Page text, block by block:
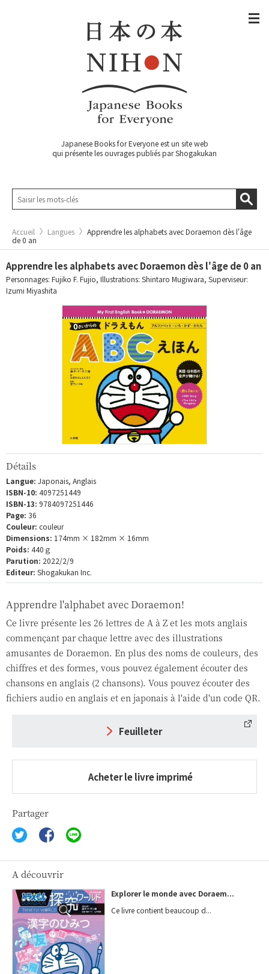
Japanese Books for Everyone est un site web
qui présente les ouvrages publiés par Shogakukan
Accueil Langues
Apprendre les alphabets avec Doraemon dès l'âge
de 0 an
Apprendre les alphabets avec Doraemon dès l'âge de 0 an
Personnages: Fujiko F. Fujio, Illustrations: Shintaro Mugiwara, Superviseur:
Izumi Miyashita
Détails
Langue: Japonais, Anglais
ISBN-10: 4097251449
ISBN-13: 9784097251446
Page: 36
Couleur: couleur
Dimensions: 174mm × 182mm × 16mm
Poids: 440ｇ
Parution: 2022/2/9
Editeur: Shogakukan Inc.
Apprendre l'alphabet avec Doraemon!
Ce livre présente les 26 lettres de A à Z et les mots anglais
commençant par chaque lettre avec des illustrations
amusantes de Doraemon. En plus des noms de couleurs, des
chiffres et des formes, vous pouvez également écouter des
chansons en anglais (2 chansons). Vous pouvez écouter des
fichiers audio en anglais et en japonais à l'aide d'un code QR.
Feuilleter
Acheter le livre imprimé
Partager
A découvrir
Explorer le monde avec Doraem...
Ce livre contient beaucoup d...